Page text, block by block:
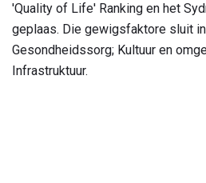
'Quality of Life' Ranking en het
geplaas. Die gewigsfaktore sluit
Gesondheidssorg; Kultuur en
Infrastruktuur.